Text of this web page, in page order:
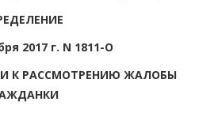
2017 г. N 1811-О
К РАССМОТРЕНИЮ ЖАЛОБЫ